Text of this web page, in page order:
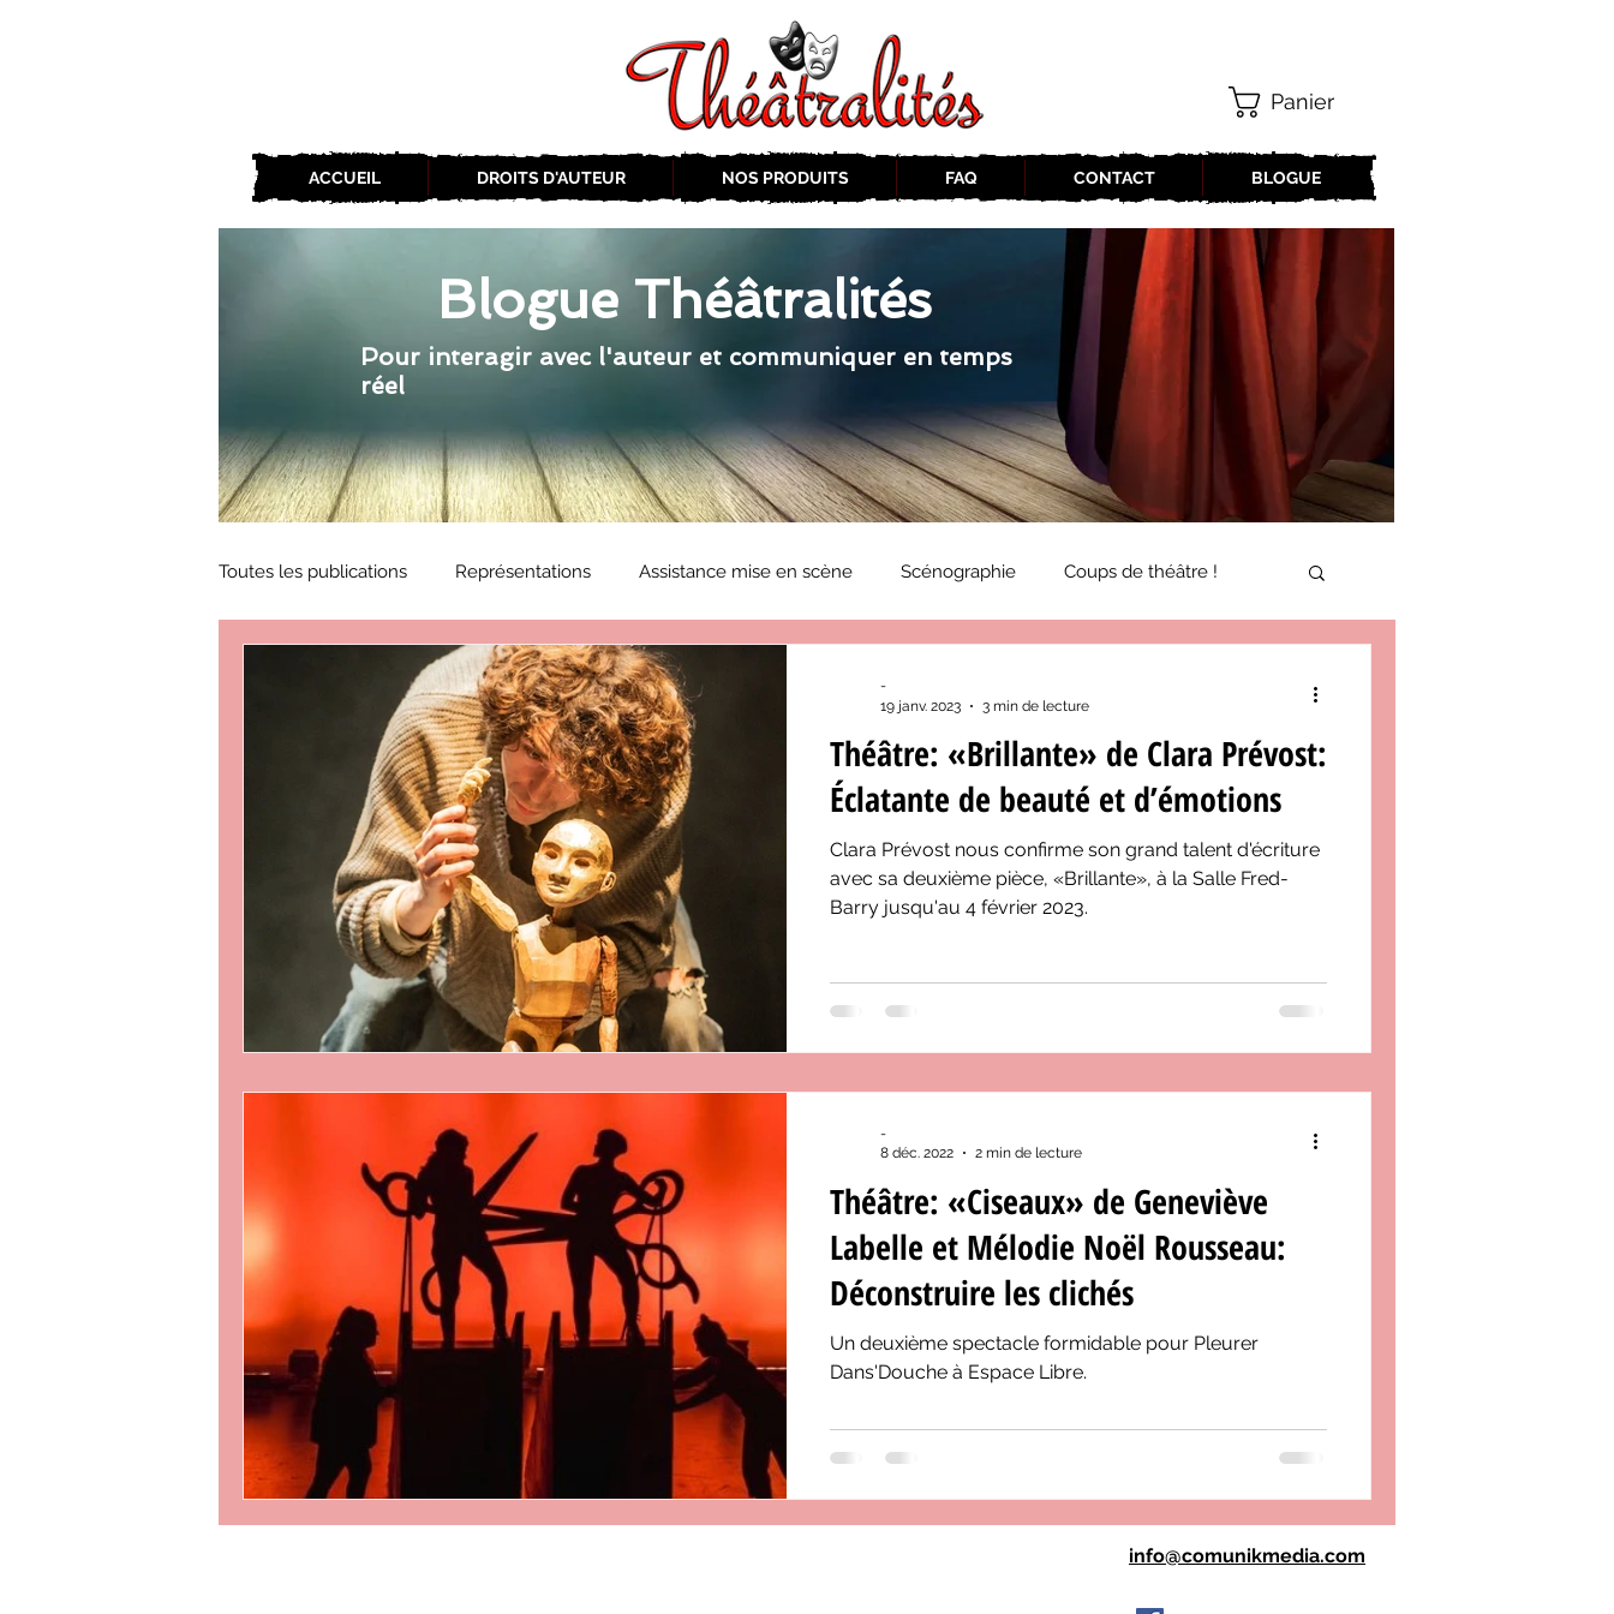
ACCUEIL DROITS D'AUTEUR NOS PRODUITS FAQ CONTACT BLOGUE
Panier
Blogue Théâtralités
Pour interagir avec l'auteur et communiquer en temps
réel
Toutes les publications Représentations Assistance mise en scène Scénographie Coups de théâtre !
ZoneCulture 2019-2020 Éphémérides du théâtre QC
ZoneCulture 2018-2019 ZoneCulture 2020-2021 Journal «BIENVENUE À BORD!» ZoneCulture 2021-2022
ZoneCulture 2022-2023 ZoneCulture 2023-2024 ZoneCulture 2024-2025 ZoneCulture 2025-2026
critique théâtre Rhinocéros ZoneCulture 2026-2027
Théâtre: «Brillante» de Clara Prévost:
Éclatante de beauté et d’émotions
Clara Prévost nous confirme son grand talent d'écriture
avec sa deuxième pièce, «Brillante», à la Salle Fred-
Barry jusqu'au 4 février 2023.
-
19 janv. 2023
3 min de lecture
Théâtre: «Ciseaux» de Geneviève
Labelle et Mélodie Noël Rousseau:
Déconstruire les clichés
Un deuxième spectacle formidable pour Pleurer
Dans'Douche à Espace Libre.
-
8 déc. 2022
2 min de lecture
info@comunikmedia.com